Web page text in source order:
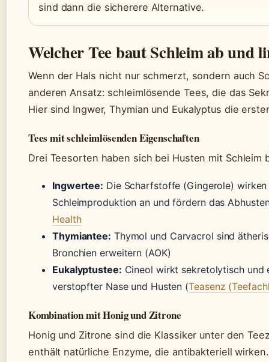
sind dann die sicherere Alternative.
Welcher Tee baut Schleim ab und
Wenn der Hals nicht nur schmerzt, sondern auch
anderen Ansatz: schleimlösende Tees, die das
Hier sind Ingwer, Thymian und Eukalyptus die
Tees mit schleimlösenden Eigenschaften
Drei Teesorten haben sich bei Husten mit Schleim
Ingwertee: Die Scharfstoffe (Gingerole)
Schleimproduktion an und fördern das
Health
Thymiantee: Thymol und Carvacrol sind
Bronchien erweitern (AOK)
Eukalyptustee: Cineol wirkt sekretolytisch und
verstopfter Nase und Husten (Teasenz
Kombination mit Honig und Zitrone
Honig und Zitrone sind die Klassiker unter den
enthält natürliche Enzyme, die antibakteriell